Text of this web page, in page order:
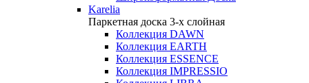
Karelia
Паркетная доска 3-х слойная
Коллекция DAWN
Коллекция EARTH
Коллекция ESSENCE
Коллекция IMPRESSIO